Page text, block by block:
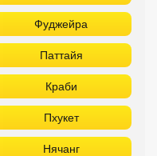
Фуджейра
Паттайя
Краби
Пхукет
Нячанг